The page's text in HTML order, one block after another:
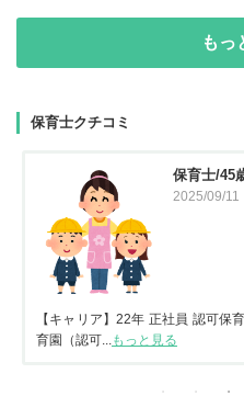
もっ
保育士クチコミ
保育士/45
2025/09/11
【キャリア】22年 正社員 認可
育園（認可...
もっと見る